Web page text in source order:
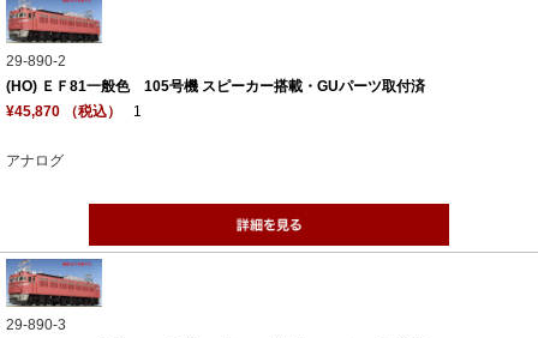
29-890-2
(HO) ＥＦ81一般色 105号機 スピーカー搭載・GUパーツ取付済
¥45,870 （税込）
1
アナログ
29-890-3